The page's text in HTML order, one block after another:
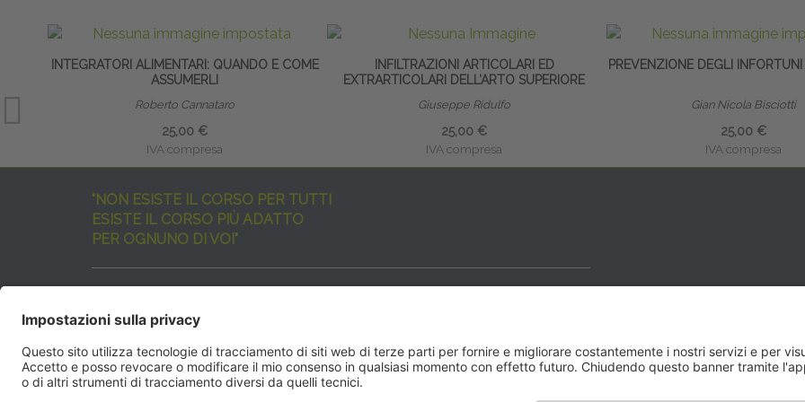
INTEGRATORI ALIMENTARI: QUANDO E COME
ASSUMERLI
Roberto Cannataro
25,00 €
IVA compresa
INFILTRAZIONI ARTICOLARI ED
EXTRARTICOLARI DELL’ARTO SUPERIORE
Giuseppe Ridulfo
25,00 €
IVA compresa
PREVENZIONE DEGLI
Gian Nicola Bisciotti
25,00 €
IVA compresa
"NON ESISTE IL CORSO PER TUTTI
ESISTE IL CORSO PIÙ ADATTO
PER OGNUNO DI VOI"
ma rispondenti a diverse esigenze formative
e di aggiornamento professionale.
EdiAcademyvuole aiutarvi nella scelta dell’evento ideale
SEGUICI QUI: